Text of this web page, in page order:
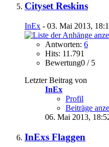
Cityset Reskins
InEx - 03. Mai 2013,
Antworten: 6
Hits: 11.791
Bewertung0 / 5
Letzter Beitrag von
InEx
Profil
Beiträge
06. Mai 2013,
InExs Flaggen